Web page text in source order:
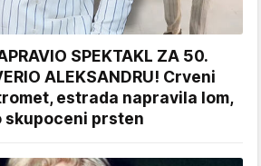
SPEKTAKL ZA 50.
ALEKSANDRU! Crveni
estrada napravila lom,
skupoceni prsten